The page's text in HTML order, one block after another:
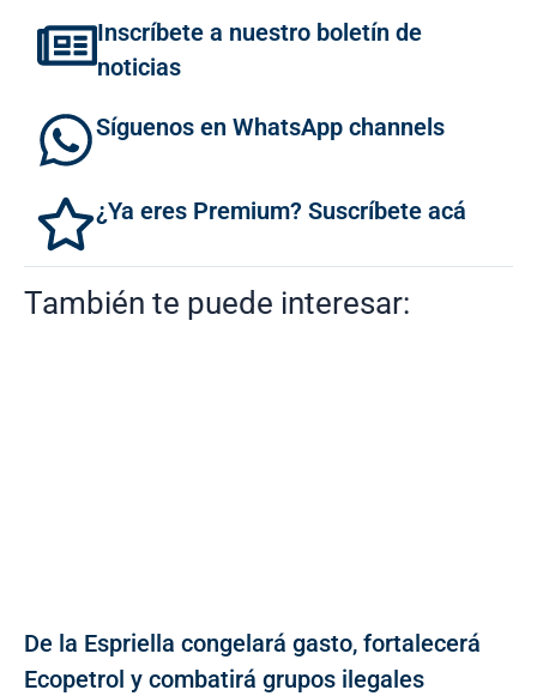
Inscríbete a nuestro boletín de
noticias
Síguenos en WhatsApp channels
¿Ya eres Premium? Suscríbete acá
También te puede interesar:
De la Espriella congelará gasto, fortalecerá
Ecopetrol y combatirá grupos ilegales